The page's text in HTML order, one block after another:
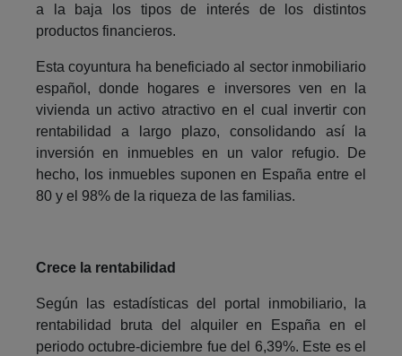
a la baja los tipos de interés de los distintos
productos financieros.
Esta coyuntura ha beneficiado al sector inmobiliario
español, donde hogares e inversores ven en la
vivienda un activo atractivo en el cual invertir con
rentabilidad a largo plazo, consolidando así la
inversión en inmuebles en un valor refugio. De
hecho, los inmuebles suponen en España entre el
80 y el 98% de la riqueza de las familias.
Crece la rentabilidad
Según las estadísticas del portal inmobiliario, la
rentabilidad bruta del alquiler en España en el
periodo octubre-diciembre fue del 6,39%. Este es el